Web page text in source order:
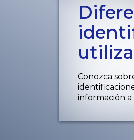
Conozca
información